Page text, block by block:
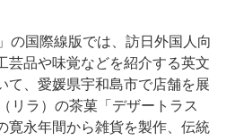
国際線版では、訪日外国人向
芸品や味覚などを紹介する英文
て、愛媛県宇和島市で店舗を展
リラ）の茶菓「デザートラス
寛永年間から雑貨を製作、伝統